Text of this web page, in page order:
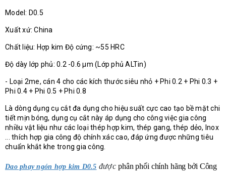
Model: D0.5
Xuất xứ: China
Chất liệu: Hợp kim Độ cứng: ~55 HRC
Độ dày lớp phủ: 0.2 -0.6 µm (Lớp phủ ALTin)
- Loại 2me, cán 4 cho các kích thước siêu nhỏ + Phi 0.2 + Phi 0.3 +
Phi 0.4 + Phi 0.5 + Phi 0.8
Là dòng dụng cụ cắt đa dụng cho hiệu suất cực cao tạo bề mặt chi
tiết mịn bóng, dụng cụ cắt này áp dụng cho công việc gia công
nhiều vật liệu như các loại thép hợp kim, thép gang, thép dẻo, Inox
... thích hợp gia công độ chính xác cao, đáp ứng được những tiêu
chuẩn khắt khe trong gia công.
Dao phay ngón hợp kim D0.5 được phân phối chính hãng bởi Công